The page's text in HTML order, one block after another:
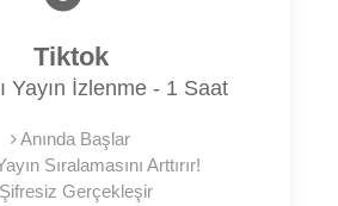
Tiktok
Yayın İzlenme - 1 Saat
Anında Başlar
Sıralamasını Arttırır!
Gerçekleşir